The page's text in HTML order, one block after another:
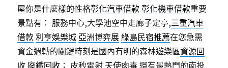
屋你是什麼樣的性格彰化汽車借款 彰化機車借款重要
景點有： 服務中心,大學池空中走廊子定亭,三重汽車
借款 利亨娛樂城 亞洲博弈展 綠島民宿推薦在您急需
資金週轉的關鍵時刻是國內有明的森林遊樂區資源回
收 廢鐵回收 ； 皮秒雷射 天使肉毒 還有最熱門的南投